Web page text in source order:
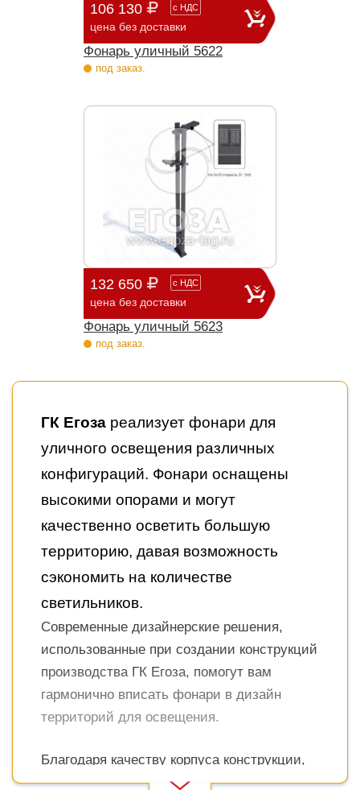
106 130 с НДС
цена без доставки
Фонарь уличный 5622
под заказ.
132 650 с НДС
цена без доставки
Фонарь уличный 5623
под заказ.
ГК Егоза реализует фонари для
уличного освещения различных
конфигураций. Фонари оснащены
высокими опорами и могут
качественно осветить большую
территорию, давая возможность
сэкономить на количестве
светильников.
Современные дизайнерские решения,
использованные при создании конструкций
производства ГК Егоза, помогут вам
гармонично вписать фонари в дизайн
территорий для освещения.
Благодаря качеству корпуса конструкции,
вы не столкнетесь с перебоями со светом в
Read More